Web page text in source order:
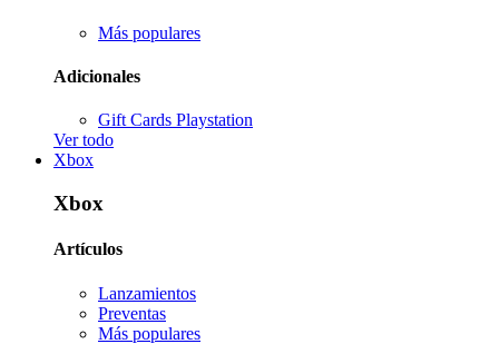
Más populares
Adicionales
Gift Cards Playstation
Ver todo
Xbox
Xbox
Artículos
Lanzamientos
Preventas
Más populares